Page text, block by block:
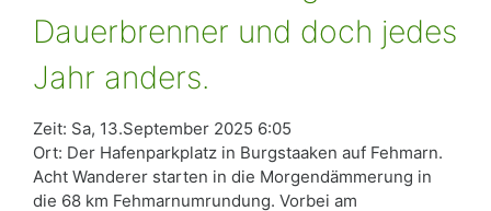
Dauerbrenner und doch jedes
Jahr anders.
Zeit: Sa, 13.September 2025 6:05
Ort: Der Hafenparkplatz in Burgstaaken auf Fehmarn.
Acht Wanderer starten in die Morgendämmerung in
die 68 km Fehmarnumrundung. Vorbei am